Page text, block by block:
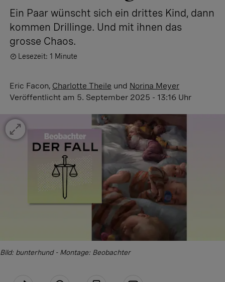
Ein Paar wünscht sich ein drittes Kind, dann
kommen Drillinge. Und mit ihnen das
grosse Chaos.
Lesezeit: 1 Minute
Eric Facon, Charlotte Theile und Norina Meyer
Veröffentlicht am 5. September 2025 - 13:16 Uhr
Bild: bunterhund - Montage: Beobachter